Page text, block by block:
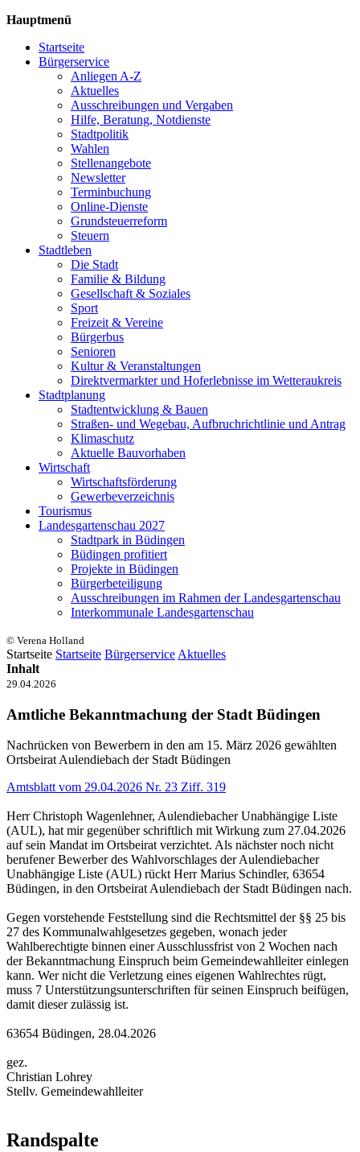
Hauptmenü
Startseite
Bürgerservice
Anliegen A-Z
Aktuelles
Ausschreibungen und Vergaben
Hilfe, Beratung, Notdienste
Stadtpolitik
Wahlen
Stellenangebote
Newsletter
Terminbuchung
Online-Dienste
Grundsteuerreform
Steuern
Stadtleben
Die Stadt
Familie & Bildung
Gesellschaft & Soziales
Sport
Freizeit & Vereine
Bürgerbus
Senioren
Kultur & Veranstaltungen
Direktvermarkter und Hoferlebnisse im Wetteraukreis
Stadtplanung
Stadtentwicklung & Bauen
Straßen- und Wegebau, Aufbruchrichtlinie und Antrag
Klimaschutz
Aktuelle Bauvorhaben
Wirtschaft
Wirtschaftsförderung
Gewerbeverzeichnis
Tourismus
Landesgartenschau 2027
Stadtpark in Büdingen
Büdingen profitiert
Projekte in Büdingen
Bürgerbeteiligung
Ausschreibungen im Rahmen der Landesgartenschau
Interkommunale Landesgartenschau
© Verena Holland
Startseite Startseite Bürgerservice Aktuelles
Inhalt
29.04.2026
Amtliche Bekanntmachung der Stadt Büdingen
Nachrücken von Bewerbern in den am 15. März 2026 gewählten
Ortsbeirat Aulendiebach der Stadt Büdingen
Amtsblatt vom 29.04.2026 Nr. 23 Ziff. 319
Herr Christoph Wagenlehner, Aulendiebacher Unabhängige Liste
(AUL), hat mir gegenüber schriftlich mit Wirkung zum 27.04.2026
auf sein Mandat im Ortsbeirat verzichtet. Als nächster noch nicht
berufener Bewerber des Wahlvorschlages der Aulendiebacher
Unabhängige Liste (AUL) rückt Herr Marius Schindler, 63654
Büdingen, in den Ortsbeirat Aulendiebach der Stadt Büdingen nach.
Gegen vorstehende Feststellung sind die Rechtsmittel der §§ 25 bis
27 des Kommunalwahlgesetzes gegeben, wonach jeder
Wahlberechtigte binnen einer Ausschlussfrist von 2 Wochen nach
der Bekanntmachung Einspruch beim Gemeindewahlleiter einlegen
kann. Wer nicht die Verletzung eines eigenen Wahlrechtes rügt,
muss 7 Unterstützungsunterschriften für seinen Einspruch beifügen,
damit dieser zulässig ist.
63654 Büdingen, 28.04.2026
gez.
Christian Lohrey
Stellv. Gemeindewahlleiter
Randspalte